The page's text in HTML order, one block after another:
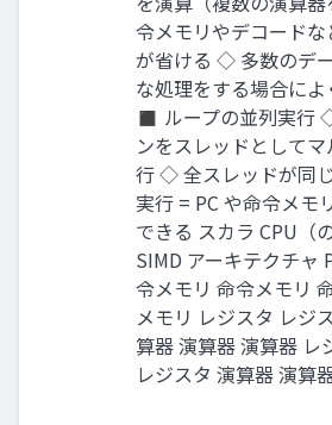
令メモリやデコード
が省ける ◇ 多数のデ
な処理をする場合に
◼ ループの並列実行
ンをスレッドとして
行 ◇ 全スレッドが同
実行 = PC や命令メモ
できる スカラ CPU（
SIMD アーキテクチャ
令メモリ 命令メモリ
メモリ レジスタ レジ
算器 演算器 演算器 レ
レジスタ 演算器 演算